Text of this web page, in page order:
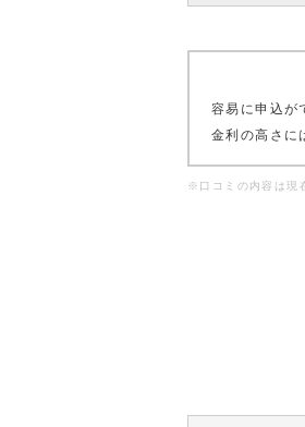
容易に申込が
金利の高さに
※口コミの内容は現